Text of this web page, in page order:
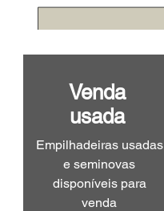
Venda
usada
Empilhadeiras usadas
e seminovas
disponíveis para
venda